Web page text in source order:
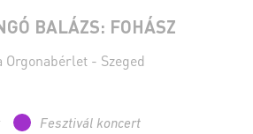
BALÁZS: FOHÁSZ
- Szeged
Fesztivál koncert